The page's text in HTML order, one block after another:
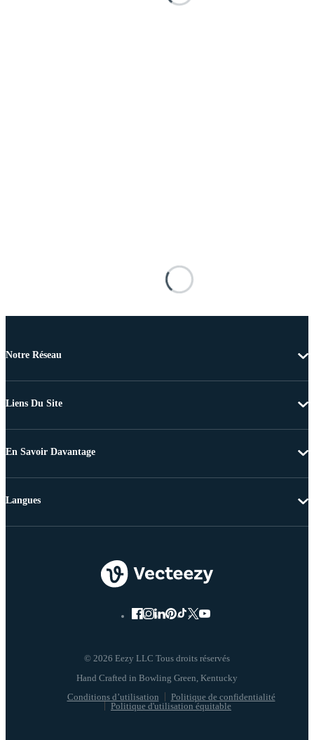
Notre Réseau
Liens Du Site
En Savoir Davantage
© 2026 Eezy LLC Tous droits réservés
Conditions d’utilisation
Politique de confidentialité
Politique d'utilisation équitable
Langues